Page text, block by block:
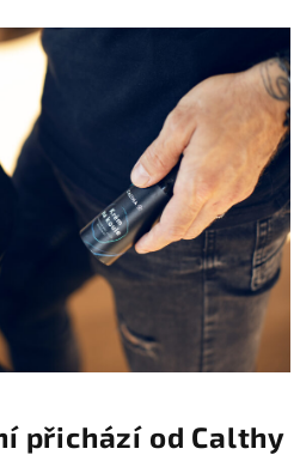
přichází od Calthy